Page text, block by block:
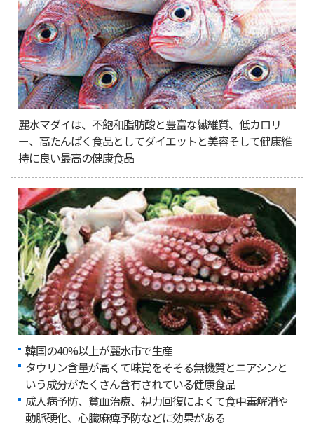
麗水マダイは、不飽和脂肪酸と豊富な繊維質、低カロリ
ー、高たんぱく食品としてダイエットと美容そして健康維
持に良い最高の健康食品
韓国の40%以上が麗水市で生産
タウリン含量が高くて味覚をそそる無機質とニアシンと
いう成分がたくさん含有されている健康食品
成人病予防、貧血治療、視力回復によくて食中毒解消や
動脈硬化、心臓麻痺予防などに効果がある